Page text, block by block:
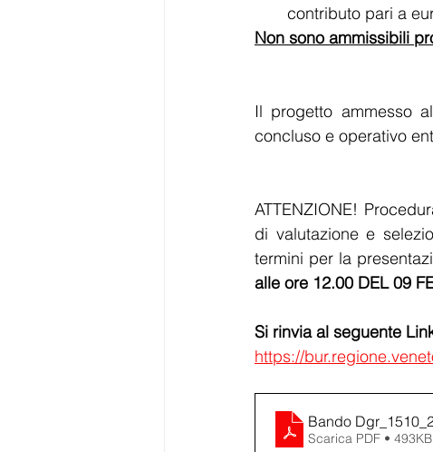
contributo pari a
Non sono ammissibili
Il progetto ammesso
concluso e operativo
ATTENZIONE!
di valutazione e
termini per la
alle ore 12.00 DEL 09
Si rinvia al seguente
https://
Bando
Scarica PDF • 493KB